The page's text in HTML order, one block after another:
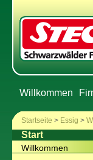
Willkommen
Startseite > Essig >
Start
Willkommen